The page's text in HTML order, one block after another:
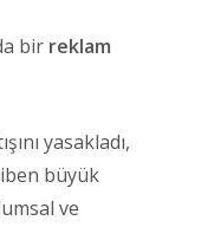
bir reklam
yasakladı,
büyük
ve